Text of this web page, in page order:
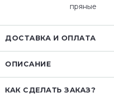
пряные
ДОСТАВКА И ОПЛАТА
ОПИСАНИЕ
КАК СДЕЛАТЬ ЗАКАЗ?